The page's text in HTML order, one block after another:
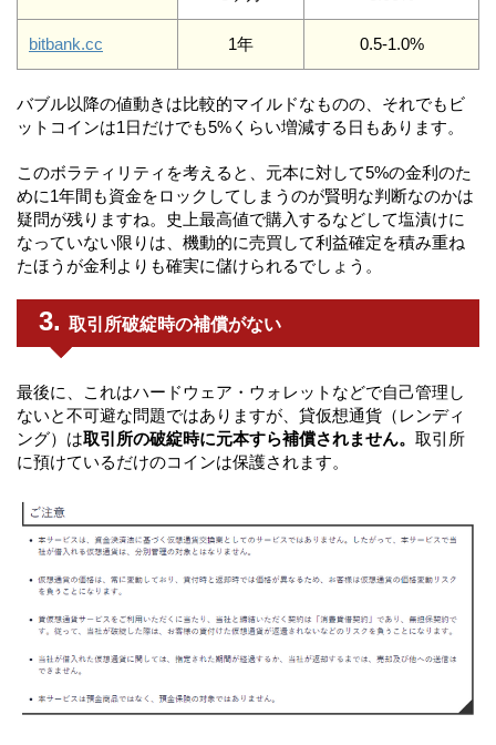
bitbank.cc 1年 0.5-1.0%
バブル以降の値動きは比較的マイルドなものの、それでもビ
ットコインは1日だけでも5%くらい増減する日もあります。
このボラティリティを考えると、元本に対して5%の金利のた
めに1年間も資金をロックしてしまうのが賢明な判断なのかは
疑問が残りますね。史上最高値で購入するなどして塩漬けに
なっていない限りは、機動的に売買して利益確定を積み重ね
たほうが金利よりも確実に儲けられるでしょう。
取引所破綻時の補償がない
最後に、これはハードウェア・ウォレットなどで自己管理し
ないと不可避な問題ではありますが、貸仮想通貨（レンディ
ング）は取引所の破綻時に元本すら補償されません。 取引所
に預けているだけのコインは保護されます。